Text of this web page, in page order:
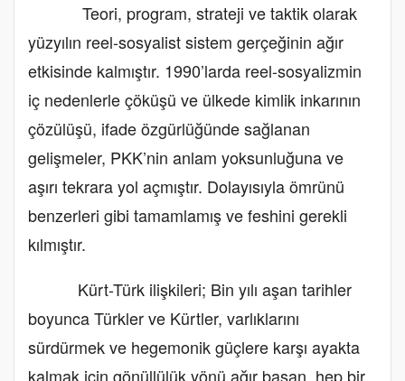
Teori, program, strateji ve taktik olarak
yüzyılın reel-sosyalist sistem gerçeğinin ağır
etkisinde kalmıştır. 1990’larda reel-sosyalizmin
iç nedenlerle çöküşü ve ülkede kimlik inkarının
çözülüşü, ifade özgürlüğünde sağlanan
gelişmeler, PKK’nin anlam yoksunluğuna ve
aşırı tekrara yol açmıştır. Dolayısıyla ömrünü
benzerleri gibi tamamlamış ve feshini gerekli
kılmıştır.
Kürt-Türk ilişkileri; Bin yılı aşan tarihler
boyunca Türkler ve Kürtler, varlıklarını
sürdürmek ve hegemonik güçlere karşı ayakta
kalmak için gönüllülük yönü ağır basan, hep bir